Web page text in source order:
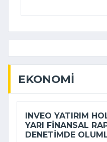
EKONOMI
INVEO YATIRIM
YARI FINANSAL
DENETIMDE